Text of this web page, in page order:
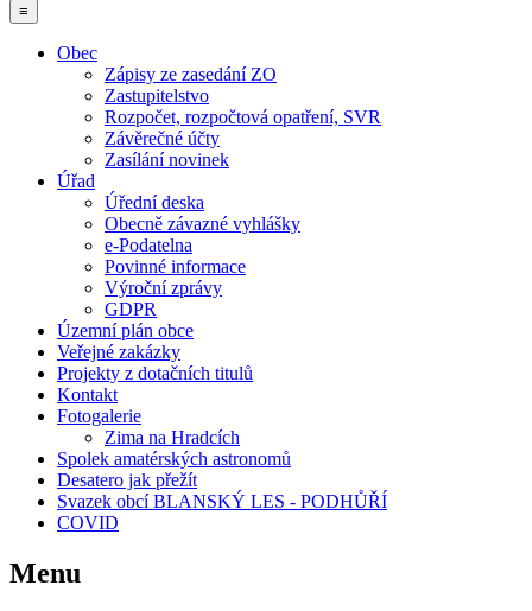
≡
Obec
Zápisy ze zasedání ZO
Zastupitelstvo
Rozpočet, rozpočtová opatření, SVR
Závěrečné účty
Zasílání novinek
Úřad
Úřední deska
Obecně závazné vyhlášky
e-Podatelna
Povinné informace
Výroční zprávy
GDPR
Územní plán obce
Veřejné zakázky
Projekty z dotačních titulů
Kontakt
Fotogalerie
Zima na Hradcích
Spolek amatérských astronomů
Desatero jak přežít
Svazek obcí BLANSKÝ LES - PODHŮŘÍ
COVID
Menu